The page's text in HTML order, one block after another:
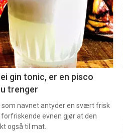
gin tonic, er en pisco
trenger
som navnet antyder en svært frisk
forfriskende evnen gjør at den
også til mat.